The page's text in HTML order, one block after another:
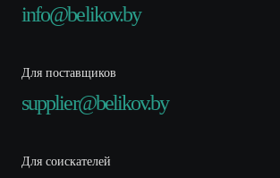
info@belikov.by
Для поставщиков
supplier@belikov.by
Для соискателей